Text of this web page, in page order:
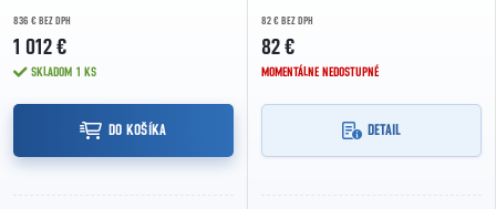
836 € BEZ DPH
1 012 €
SKLADOM 1 KS
DO KOŠÍKA
82 € BEZ DPH
82 €
MOMENTÁLNE NEDOSTUPNÉ
DETAIL